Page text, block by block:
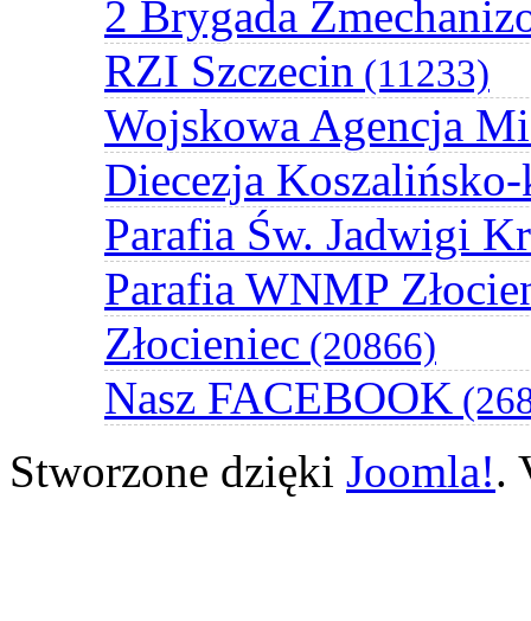
2 Brygada
RZI Szczecin (11233)
Wojskowa Agencja
Diecezja Koszalińsko-
Parafia Św. Jadwigi
Parafia WNMP
Złocieniec (20866)
Nasz FACEBOOK
Stworzone dzięki Joomla!.